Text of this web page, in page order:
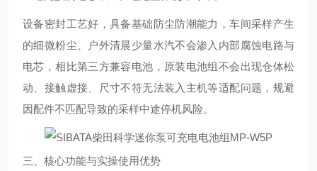
设备密封工艺好，具备基础防尘防潮能力，车间采样产生
的细微粉尘、户外清晨少量水汽不会渗入内部腐蚀电路与
电芯，相比第三方兼容电池，原装电池组不会出现仓体松
动、接触虚接、尺寸不符无法装入主机等适配问题，规避
因配件不匹配导致的采样中途停机风险。
三、核心功能与实操使用优势